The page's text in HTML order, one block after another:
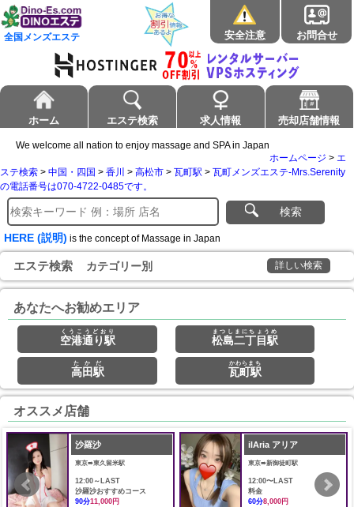
全国メンズエステ 安全注意 お問合せ
ホーム エステ検索 求人情報 売却店舗情報
We welcome all nation to enjoy massage and SPA in Japan
ホームページ > エ
ステ検索 > 中国・四国 > 香川 > 高松市 > 瓦町駅 > 瓦町メンズエステ-Mrs.Serenity
の電話番号は070-4722-0485です。
検索
HERE (説明) is the concept of Massage in Japan
エステ検索 カテゴリー別 詳しい検索
あなたへお勧めエリア
空港通り駅
くうこうどおり
松島二丁目駅
まつしまにちょうめ
高田駅
たかだ
瓦町駅
かわらまち
オススメ店舗
沙羅沙
東京➠東久留米駅
12:00～LAST
沙羅沙おすすめコース
90分11,000円
ilAria アリア
東京➠新御徒町駅
12:00〜LAST
料金
60分8,000円